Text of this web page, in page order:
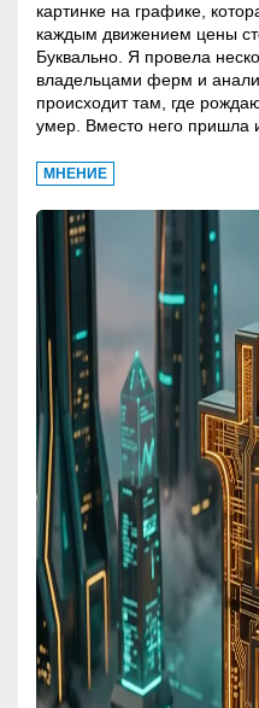
картинке на графике,
каждым движением цены
Буквально. Я провела
владельцами ферм и
происходит там, где
умер. Вместо него пришла
МНЕНИЕ